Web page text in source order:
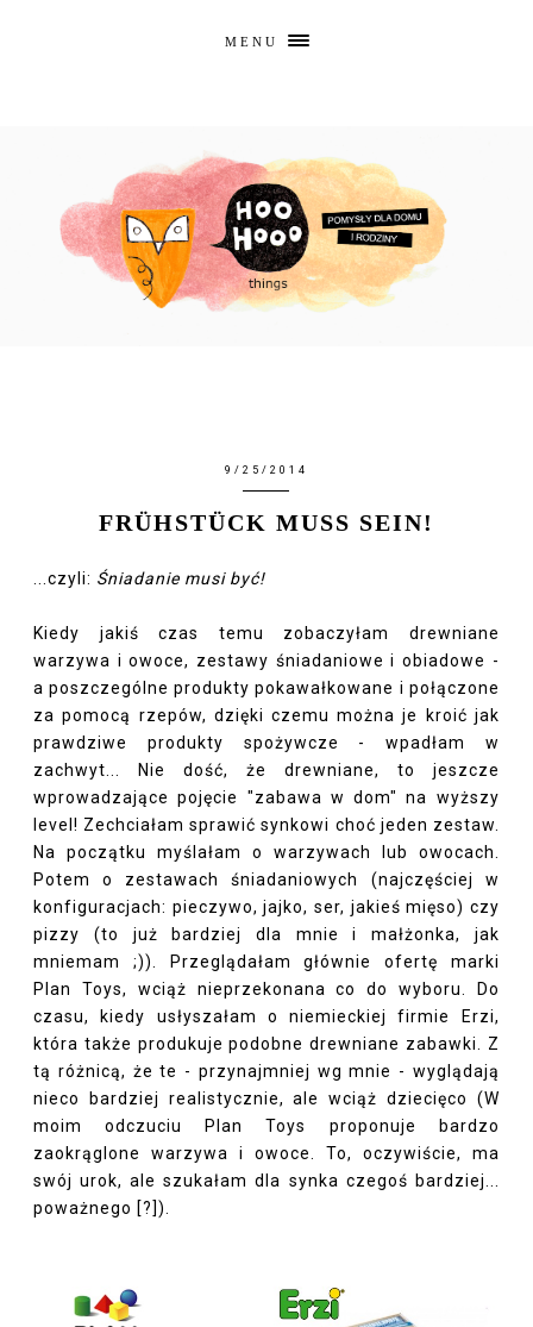
MENU
9/25/2014
FRÜHSTÜCK MUSS SEIN!
...czyli: Śniadanie musi być!
Kiedy jakiś czas temu zobaczyłam drewniane
warzywa i owoce, zestawy śniadaniowe i obiadowe -
a poszczególne produkty pokawałkowane i połączone
za pomocą rzepów, dzięki czemu można je kroić jak
prawdziwe produkty spożywcze - wpadłam w
zachwyt... Nie dość, że drewniane, to jeszcze
wprowadzające pojęcie "zabawa w dom" na wyższy
level! Zechciałam sprawić synkowi choć jeden zestaw.
Na początku myślałam o warzywach lub owocach.
Potem o zestawach śniadaniowych (najczęściej w
konfiguracjach: pieczywo, jajko, ser, jakieś mięso) czy
pizzy (to już bardziej dla mnie i małżonka, jak
mniemam ;)). Przeglądałam głównie ofertę marki
Plan Toys, wciąż nieprzekonana co do wyboru. Do
czasu, kiedy usłyszałam o niemieckiej firmie Erzi,
która także produkuje podobne drewniane zabawki. Z
tą różnicą, że te - przynajmniej wg mnie - wyglądają
nieco bardziej realistycznie, ale wciąż dziecięco (W
moim odczuciu Plan Toys proponuje bardzo
zaokrąglone warzywa i owoce. To, oczywiście, ma
swój urok, ale szukałam dla synka czegoś bardziej...
poważnego [?]).